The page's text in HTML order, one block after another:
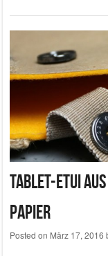
Tablet-Etui
Papier
Posted on März 17, 2016